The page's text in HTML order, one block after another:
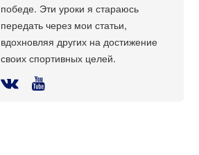
победе. Эти уроки я стараюсь
передать через мои статьи,
вдохновляя других на достижение
своих спортивных целей.